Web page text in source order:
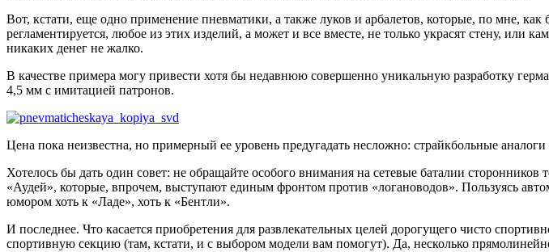
Вот, кстати, еще одно применение пневматики, а также луков и арбалетов, которые, по мне,
регламентируется, любое из этих изделий, а может и все вместе, не только украсят стену,
никаких денег не жалко.
В качестве примера могу привести хотя бы недавнюю совершенно уникальную разработку
4,5 мм с имитацией патронов.
Цена пока неизвестна, но примерный ее уровень предугадать несложно: страйкбольные
Хотелось бы дать один совет: не обращайте особого внимания на сетевые баталии
«Аудей», которые, впрочем, выступают единым фронтом против «логановодов». Пользуясь
юмором хоть к «Ладе», хоть к «Бентли».
И последнее. Что касается приобретения для развлекательных целей дорогущего чисто
спортивную секцию (там, кстати, и с выбором модели вам помогут). Да, несколько